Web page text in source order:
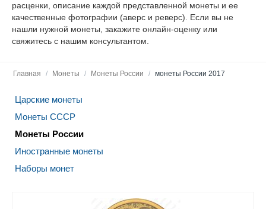
расценки, описание каждой представленной монеты и ее
качественные фотографии (аверс и реверс). Если вы не
нашли нужной монеты, закажите онлайн-оценку или
свяжитесь с нашим консультантом.
Главная / Монеты / Монеты России / монеты России 2017
Царские монеты
Монеты СССР
Монеты России
Иностранные монеты
Наборы монет